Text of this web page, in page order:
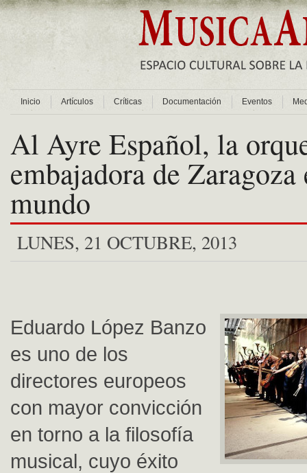
Inicio Artículos Críticas Documentación Eventos
Al Ayre Español, la
embajadora de Zaragoza
mundo
LUNES, 21 OCTUBRE, 2013
Eduardo López Banzo
es uno de los
directores europeos
con mayor convicción
en torno a la filosofía
musical, cuyo éxito